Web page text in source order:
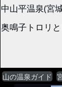
中山平温泉(宮
奥鳴子トロリ
山の温泉ガイド